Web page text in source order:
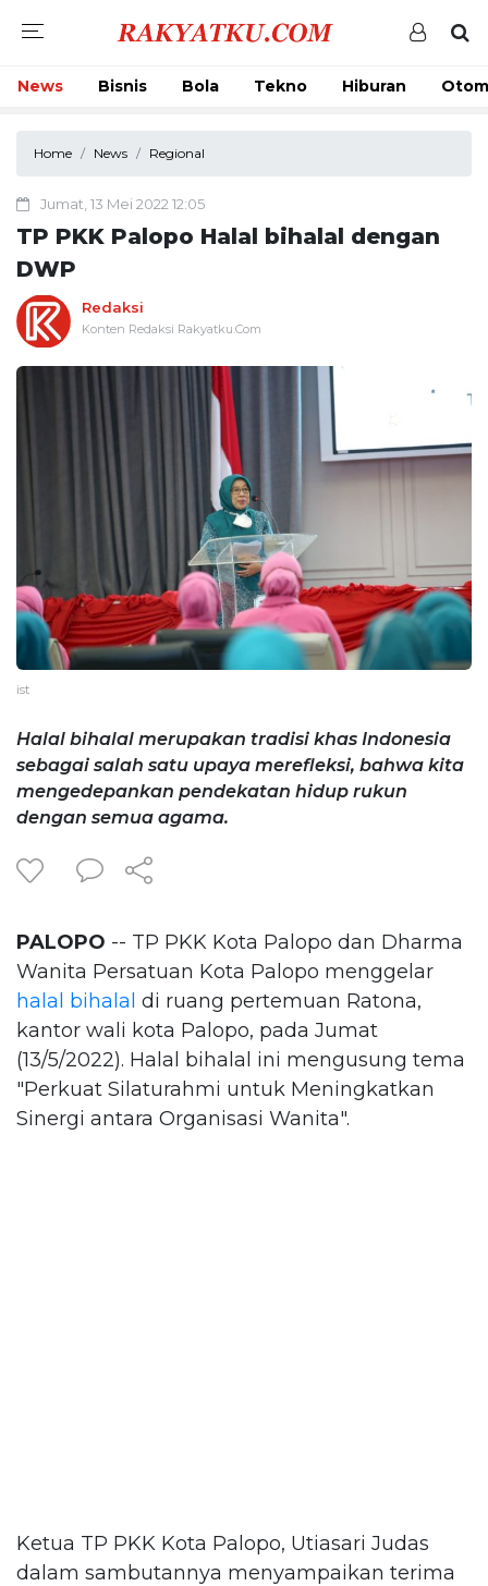
News Bisnis Bola Tekno Hiburan
Home News Regional
Jumat, 13 Mei 2022 12:05
TP PKK Palopo Halal bihalal dengan
DWP
Redaksi
Konten Redaksi Rakyatku.Com
ist
Halal bihalal merupakan tradisi khas Indonesia
sebagai salah satu upaya merefleksi, bahwa kita
mengedepankan pendekatan hidup rukun
dengan semua agama.
PALOPO -- TP PKK Kota Palopo dan Dharma
Wanita Persatuan Kota Palopo menggelar
halal bihalal di ruang pertemuan Ratona,
kantor wali kota Palopo, pada Jumat
(13/5/2022). Halal bihalal ini mengusung tema
"Perkuat Silaturahmi untuk Meningkatkan
Sinergi antara Organisasi Wanita".
Ketua TP PKK Kota Palopo, Utiasari Judas
dalam sambutannya menyampaikan terima